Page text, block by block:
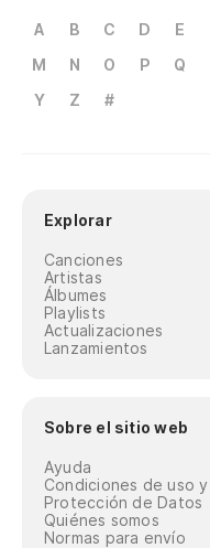
A B C D E
M
N O P Q
Y
Z #
Explorar
Canciones
Artistas
Álbumes
Playlists
Actualizaciones
Lanzamientos
Sobre el sitio web
Ayuda
Condiciones de uso
Protección de Datos
Quiénes somos
Normas para envío